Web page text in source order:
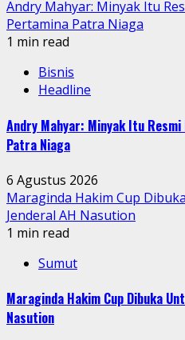
Andry Mahyar: Minyak Itu
Pertamina Patra Niaga
1 min read
Bisnis
Headline
Andry Mahyar: Minyak Itu
Patra Niaga
6 Agustus 2026
Maraginda Hakim Cup
Jenderal AH Nasution
1 min read
Sumut
Maraginda Hakim Cup Dibuka
Nasution